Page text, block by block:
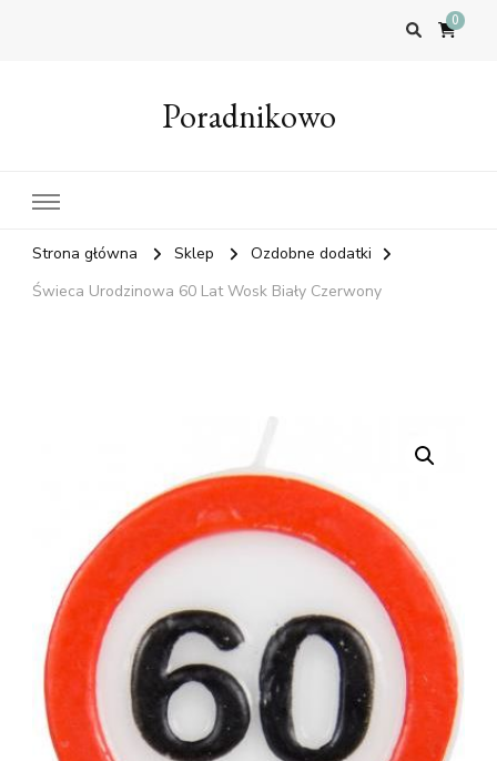
0
Poradnikowo
Strona główna Sklep
Ozdobne dodatki
Świeca Urodzinowa 60 Lat Wosk Biały Czerwony